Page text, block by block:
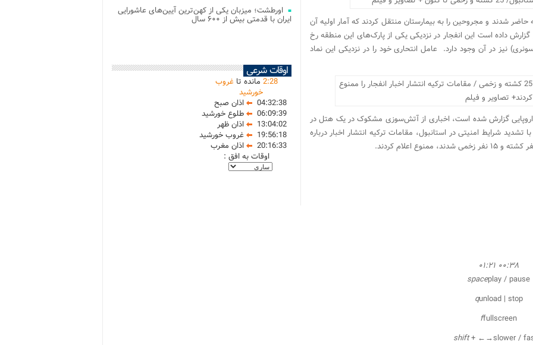
حاضر شدند و مجروحین را به بیمارستان‌ منتقل کردند که آمار اولیه آن
داده است این انفجار در نزدیکی یکی از پارک‌های این منطقه رخ
نیز در آن وجود دارد. عامل انتحاری خود را در نزدیکی این نماد
گزارش شده‌ است، اخباری از آتش‌سوزی مشکوک در یک هتل در
شرایط امنیتی در استانبول، مقامات ترکیه انتشار اخبار درباره
اعلام کردند.
۰۰:۳۸ ۰۱:۲۱
spaceplay / pause
qunload | stop
ffullscreen
shift+ ←→slower /
اورطشت؛ میزبان یکی از کهن‌ترین آیین‌های عاشورایی
ایران با قدمتی بیش از ۶۰۰ سال
اوقات شرعی
2:28 مانده تاغروب
خورشید
04:32:38
اذان صبح
06:09:39
طلوع خورشید
13:04:02
اذان ظهر
19:56:18
غروب خورشید
20:16:33
اذان مغرب
اوقات به افق :